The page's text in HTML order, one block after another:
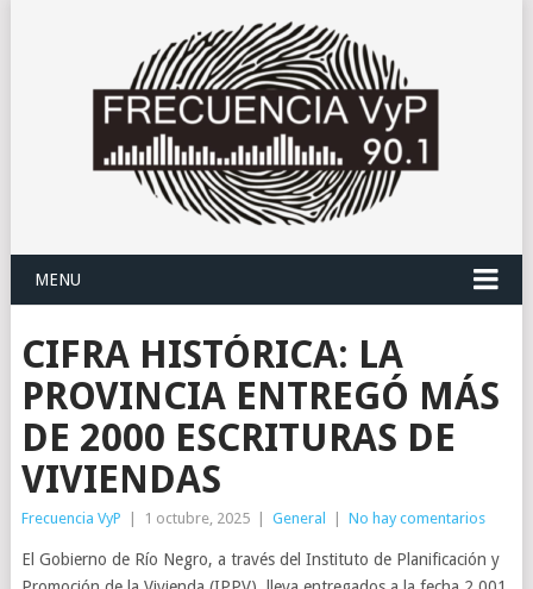
MENU
CIFRA HISTÓRICA: LA
PROVINCIA ENTREGÓ MÁS
DE 2000 ESCRITURAS DE
VIVIENDAS
Frecuencia VyP 1 octubre, 2025 General No hay comentarios
El Gobierno de Río Negro, a través del Instituto de Planificación y